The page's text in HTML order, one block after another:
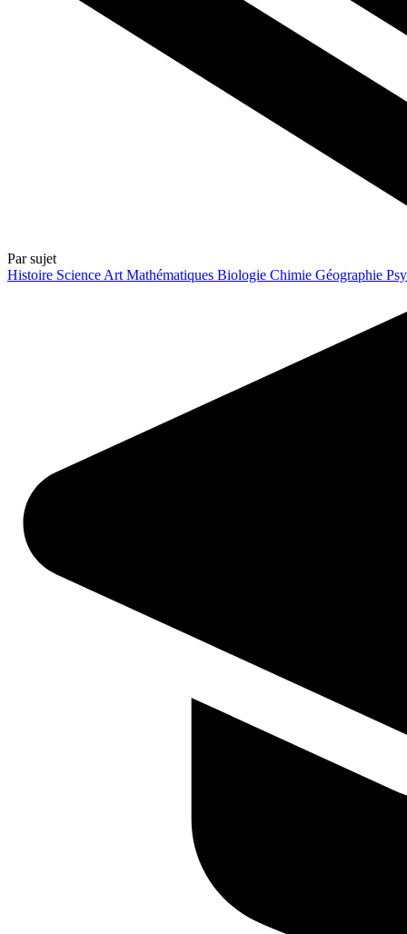
Par sujet
Histoire Science Art Mathématiques Biologie Chimie Géographie